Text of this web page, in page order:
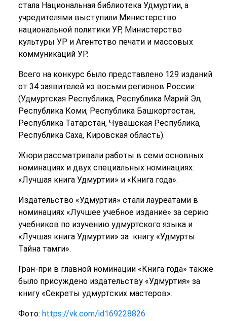
стала Национальная библиотека Удмуртии, а
учредителями выступили Министерство
национальной политики УР, Министерство
культуры УР и Агентство печати и массовых
коммуникаций УР.
Всего на конкурс было представлено 129 изданий
от 34 заявителей из восьми регионов России
(Удмуртская Республика, Республика Марий Эл,
Республика Коми, Республика Башкортостан,
Республика Татарстан, Чувашская Республика,
Республика Саха, Кировская область).
Жюри рассматривали работы в семи основных
номинациях и двух специальных номинациях:
«Лучшая книга Удмуртии» и «Книга года».
Издательство «Удмуртия» стали лауреатами в
номинациях «Лучшее учебное издание» за серию
учебников по изучению удмуртского языка и
«Лучшая книга Удмуртии» за книгу «Удмурты.
Тайна тамги».
Гран-при в главной номинации «Книга года» также
было присуждено издательству «Удмуртия» за
книгу «Секреты удмуртских мастеров».
Фото: https://vk.com/id169228826